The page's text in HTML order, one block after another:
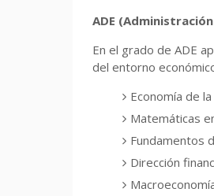
ADE
En el grado de ADE
del entorno
Economía de
Matemáticas
Fundamentos
Dirección